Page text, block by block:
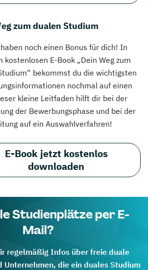
zum dualen Studium
noch einen Bonus für dich! In
kostenlosen E-Book „Dein Weg zum
bekommst du die wichtigsten
nochmal auf einen
kleine Leitfaden hilft dir bei der
der Bewerbungsphase und bei der
auf ein Auswahlverfahren!
E-Book jetzt kostenlos
downloaden
Studienplätze per E-
Mail?
regelmäßig Infos über freie duale
Unternehmen, die ein duales Studium